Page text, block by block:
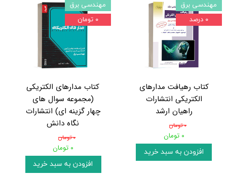
کتاب رهیافت مدارهای
الکتریکی انتشارات
راهیان ارشد
۰ تومان
۰ تومان
افزودن به سبد خرید
مهندسی برق
۰ درصد
کتاب مدارهای الکتریکی
(مجموعه سوال های
چهار گزینه ای) انتشارات
نگاه دانش
۰ تومان
۰ تومان
افزودن به سبد خرید
مهندسی برق
۰ تومان